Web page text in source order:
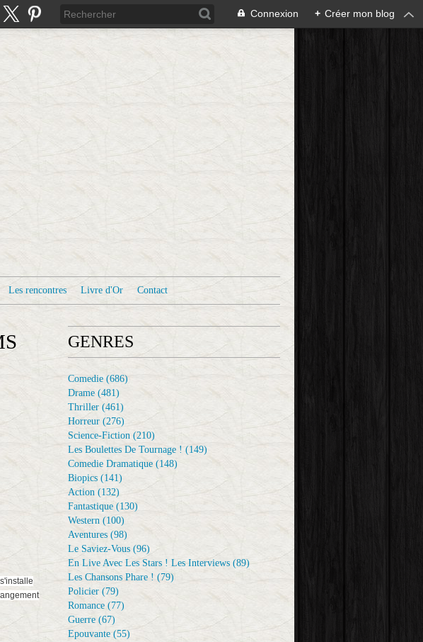
Connexion + Créer mon blog
Les rencontres Livre d'Or Contact
GENRES
Comedie (686)
Drame (481)
Thriller (461)
Horreur (276)
Science-Fiction (210)
Les Boulettes De Tournage ! (149)
Comedie Dramatique (148)
Biopics (141)
Action (132)
Fantastique (130)
Western (100)
Aventures (98)
Le Saviez-Vous (96)
En Live Avec Les Stars ! Les Interviews (89)
Les Chansons Phare ! (79)
Policier (79)
Romance (77)
Guerre (67)
Epouvante (55)